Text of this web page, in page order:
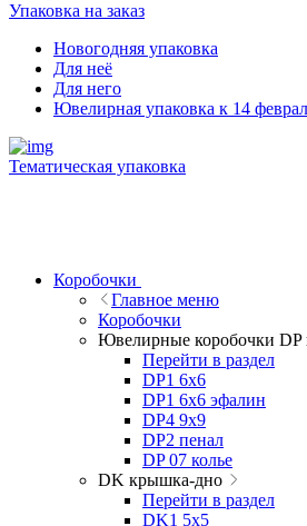
Упаковка на заказ
Новогодняя упаковка
Для неё
Для него
Ювелирная упаковка к 14
Тематическая упаковка
Коробочки
Главное меню
Коробочки
Ювелирные коробочки DP
Перейти в раздел
DP1 6x6
DP1 6x6 эфалин
DP4 9x9
DP2 пенал
DP 07 колье
DK крышка-дно
Перейти в раздел
DK1 5x5